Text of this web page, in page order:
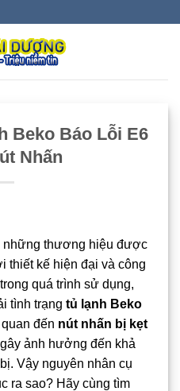
Beko Báo Lỗi E6
Nhấn
những thương hiệu được
thiết kế hiện đại và công
quá trình sử dụng,
tình trạng tủ lạnh Beko
đến nút nhấn bị kẹt
ảnh hưởng đến khả
Vậy nguyên nhân cụ
ra sao? Hãy cùng tìm